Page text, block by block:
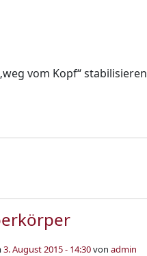
vom Kopf“ stabilisieren
3. August 2015 - 14:30von admin